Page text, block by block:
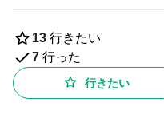
13 行きたい
7 行った
行きたい